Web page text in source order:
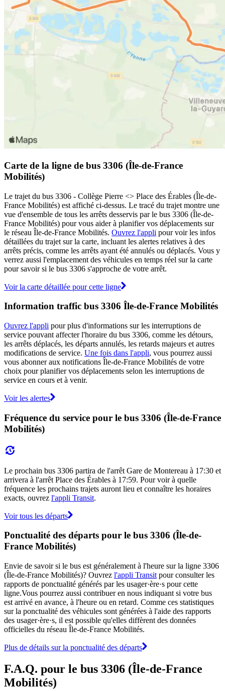
Carte de la ligne de bus 3306 (Île-de-France
Mobilités)
Le trajet du bus 3306 - Collège Pierre <> Place des Érables (Île-de-
France Mobilités) est affiché ci-dessus. Le tracé du trajet montre une
vue d'ensemble de tous les arrêts desservis par le bus 3306 (Île-de-
France Mobilités) pour vous aider à planifier vos déplacements sur
le réseau Île-de-France Mobilités. Ouvrez l'appli pour voir les infos
détaillées du trajet sur la carte, incluant les alertes relatives à des
arrêts précis, comme les arrêts ayant été annulés ou déplacés. Vous y
verrez aussi l'emplacement des véhicules en temps réel sur la carte
pour savoir si le bus 3306 s'approche de votre arrêt.
Voir la carte détaillée pour cette ligne
Information traffic bus 3306 Île-de-France Mobilités
Ouvrez l'appli pour plus d'informations sur les interruptions de
service pouvant affecter l'horaire du bus 3306, comme les détours,
les arrêts déplacés, les départs annulés, les retards majeurs et autres
modifications de service. Une fois dans l'appli, vous pourrez aussi
vous abonner aux notifications Île-de-France Mobilités de votre
choix pour planifier vos déplacements selon les interruptions de
service en cours et à venir.
Voir les alertes
Fréquence du service pour le bus 3306 (Île-de-France
Mobilités)
Le prochain bus 3306 partira de l'arrêt Gare de Montereau à 17:30 et
arrivera à l'arrêt Place des Érables à 17:59. Pour voir à quelle
fréquence les prochains trajets auront lieu et connaître les horaires
exacts, ouvrez l'appli Transit.
Voir tous les départs
Ponctualité des départs pour le bus 3306 (Île-de-
France Mobilités)
Envie de savoir si le bus est généralement à l'heure sur la ligne 3306
(Île-de-France Mobilités)? Ouvrez l'appli Transit pour consulter les
rapports de ponctualité générés par les usager·ère·s pour cette
ligne.Vous pourrez aussi contribuer en nous indiquant si votre bus
est arrivé en avance, à l'heure ou en retard. Comme ces statistiques
sur la ponctualité des véhicules sont générées à l'aide des rapports
des usager·ère·s, il est possible qu'elles diffèrent des données
officielles du réseau Île-de-France Mobilités.
Plus de détails sur la ponctualité des départs
F.A.Q. pour le bus 3306 (Île-de-France
Mobilités)